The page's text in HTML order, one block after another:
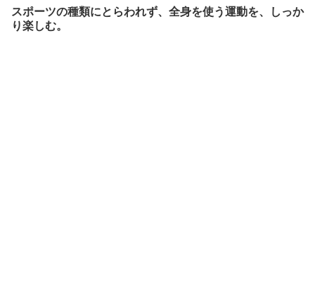
スポーツの種類にとらわれず、全身を使う運動を、しっか
り楽しむ。